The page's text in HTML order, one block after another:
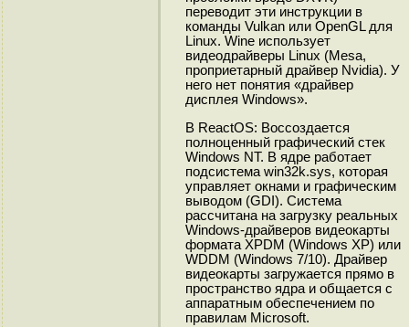
переводит эти инструкции в
команды Vulkan или OpenGL для
Linux. Wine использует
видеодрайверы Linux (Mesa,
проприетарный драйвер Nvidia). У
него нет понятия «драйвер
дисплея Windows».
В ReactOS: Воссоздается
полноценный графический стек
Windows NT. В ядре работает
подсистема win32k.sys, которая
управляет окнами и графическим
выводом (GDI). Система
рассчитана на загрузку реальных
Windows-драйверов видеокарты
формата XPDM (Windows XP) или
WDDM (Windows 7/10). Драйвер
видеокарты загружается прямо в
пространство ядра и общается с
аппаратным обеспечением по
правилам Microsoft.